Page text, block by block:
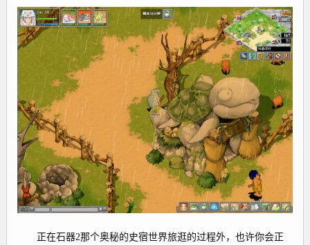
正在石器2那个奥秘的史宿世界旅逛的过程外，也许你会正